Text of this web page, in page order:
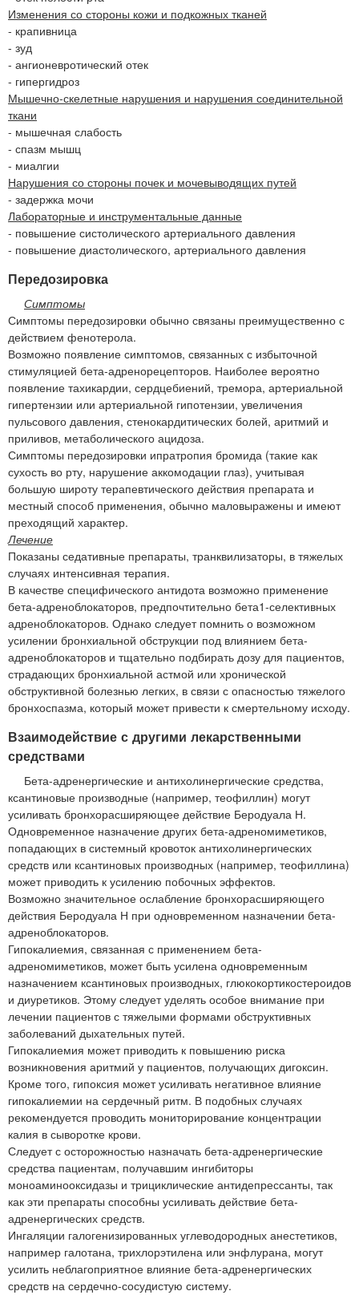
Изменения со стороны кожи и подкожных тканей
- крапивница
- зуд
- ангионевротический отек
- гипергидроз
Мышечно-скелетные нарушения и нарушения соединительной
ткани
- мышечная слабость
- спазм мышц
- миалгии
Нарушения со стороны почек и мочевыводящих путей
- задержка мочи
Лабораторные и инструментальные данные
- повышение систолического артериального давления
- повышение диастолического, артериального давления
Передозировка
Симптомы
Симптомы передозировки обычно связаны преимущественно с
действием фенотерола.
Возможно появление симптомов, связанных с избыточной
стимуляцией бета-адренорецепторов. Наиболее вероятно
появление тахикардии, сердцебиений, тремора, артериальной
гипертензии или артериальной гипотензии, увеличения
пульсового давления, стенокардитических болей, аритмий и
приливов, метаболического ацидоза.
Симптомы передозировки ипратропия бромида (такие как
сухость во рту, нарушение аккомодации глаз), учитывая
большую широту терапевтического действия препарата и
местный способ применения, обычно маловыражены и имеют
преходящий характер.
Лечение
Показаны седативные препараты, транквилизаторы, в тяжелых
случаях интенсивная терапия.
В качестве специфического антидота возможно применение
бета-адреноблокаторов, предпочтительно бета1-селективных
адреноблокаторов. Однако следует помнить о возможном
усилении бронхиальной обструкции под влиянием бета-
адреноблокаторов и тщательно подбирать дозу для пациентов,
страдающих бронхиальной астмой или хронической
обструктивной болезнью легких, в связи с опасностью тяжелого
бронхоспазма, который может привести к смертельному исходу.
Взаимодействие с другими лекарственными
средствами
Бета-адренергические и антихолинергические средства,
ксантиновые производные (например, теофиллин) могут
усиливать бронхорасширяющее действие Беродуала Н.
Одновременное назначение других бета-адреномиметиков,
попадающих в системный кровоток антихолинергических
средств или ксантиновых производных (например, теофиллина)
может приводить к усилению побочных эффектов.
Возможно значительное ослабление бронхорасширяющего
действия Беродуала Н при одновременном назначении бета-
адреноблокаторов.
Гипокалиемия, связанная с применением бета-
адреномиметиков, может быть усилена одновременным
назначением ксантиновых производных, глюкокортикостероидов
и диуретиков. Этому следует уделять особое внимание при
лечении пациентов с тяжелыми формами обструктивных
заболеваний дыхательных путей.
Гипокалиемия может приводить к повышению риска
возникновения аритмий у пациентов, получающих дигоксин.
Кроме того, гипоксия может усиливать негативное влияние
гипокалиемии на сердечный ритм. В подобных случаях
рекомендуется проводить мониторирование концентрации
калия в сыворотке крови.
Следует с осторожностью назначать бета-адренергические
средства пациентам, получавшим ингибиторы
моноаминооксидазы и трициклические антидепрессанты, так
как эти препараты способны усиливать действие бета-
адренергических средств.
Ингаляции галогенизированных углеводородных анестетиков,
например галотана, трихлорэтилена или энфлурана, могут
усилить неблагоприятное влияние бета-адренергических
средств на сердечно-сосудистую систему.